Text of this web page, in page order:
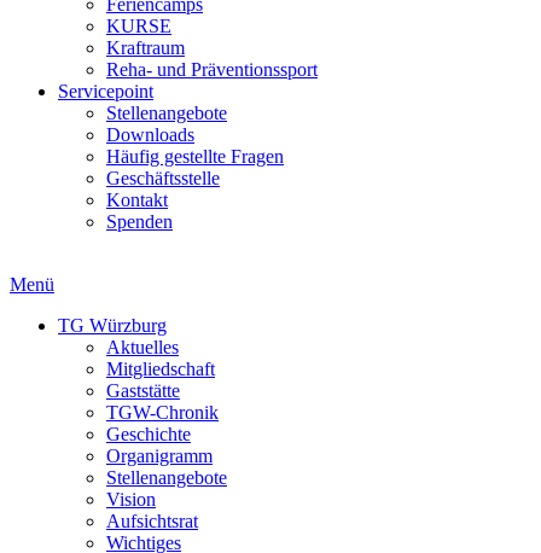
Feriencamps
KURSE
Kraftraum
Reha- und Präventionssport
Servicepoint
Stellenangebote
Downloads
Häufig gestellte Fragen
Geschäftsstelle
Kontakt
Spenden
Menü
TG Würzburg
Aktuelles
Mitgliedschaft
Gaststätte
TGW-Chronik
Geschichte
Organigramm
Stellenangebote
Vision
Aufsichtsrat
Wichtiges